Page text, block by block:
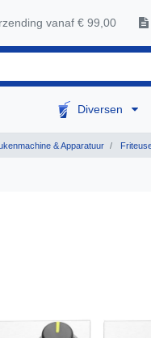
vanaf € 99,00
Diversen
& Apparatuur